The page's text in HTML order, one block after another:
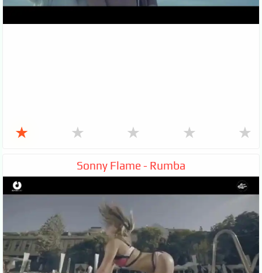
★ ★ ★ ★ ★
Sonny Flame - Rumba